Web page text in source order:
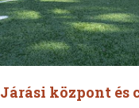
Járási központ és